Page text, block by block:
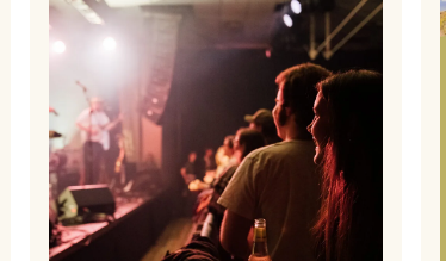
–
Ingunn van Etten